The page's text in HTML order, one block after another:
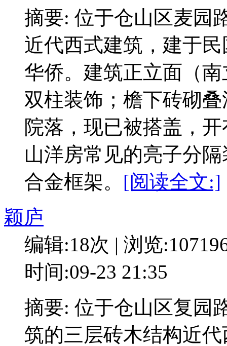
摘要: 位于仓山区麦园
近代西式建筑，建于
华侨。建筑正立面（
双柱装饰；檐下砖砌
院落，现已被搭盖，
山洋房常见的亮子分
合金框架。 [阅读全文:]
颖庐
编辑:18次 | 浏览
时间:09-23 21:35
摘要: 位于仓山区复园
筑的三层砖木结构近